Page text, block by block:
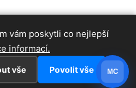
vám poskytli co nejlepší
informací.
vše Povolit vše MC